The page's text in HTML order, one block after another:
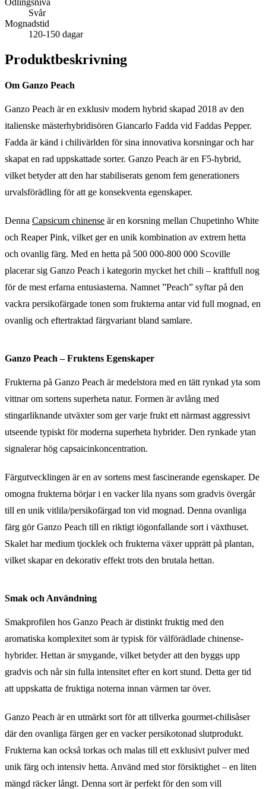
Svår
Mognadstid
120-150 dagar
Produktbeskrivning
Om Ganzo Peach
Ganzo Peach är en exklusiv modern hybrid skapad 2018 av den
italienske mästerhybridisören Giancarlo Fadda vid Faddas Pepper.
Fadda är känd i chilivärlden för sina innovativa korsningar och har
skapat en rad uppskattade sorter. Ganzo Peach är en F5-hybrid,
vilket betyder att den har stabiliserats genom fem generationers
urvalsförädling för att ge konsekventa egenskaper.
Denna Capsicum chinense är en korsning mellan Chupetinho White
och Reaper Pink, vilket ger en unik kombination av extrem hetta
och ovanlig färg. Med en hetta på 500 000-800 000 Scoville
placerar sig Ganzo Peach i kategorin mycket het chili – kraftfull nog
för de mest erfarna entusiasterna. Namnet ”Peach” syftar på den
vackra persikofärgade tonen som frukterna antar vid full mognad, en
ovanlig och eftertraktad färgvariant bland samlare.
Ganzo Peach – Fruktens Egenskaper
Frukterna på Ganzo Peach är medelstora med en tätt rynkad yta som
vittnar om sortens superheta natur. Formen är avlång med
stingarliknande utväxter som ger varje frukt ett närmast aggressivt
utseende typiskt för moderna superheta hybrider. Den rynkade ytan
signalerar hög capsaicinkoncentration.
Färgutvecklingen är en av sortens mest fascinerande egenskaper. De
omogna frukterna börjar i en vacker lila nyans som gradvis övergår
till en unik vitlila/persikofärgad ton vid mognad. Denna ovanliga
färg gör Ganzo Peach till en riktigt iögonfallande sort i växthuset.
Skalet har medium tjocklek och frukterna växer upprätt på plantan,
vilket skapar en dekorativ effekt trots den brutala hettan.
Smak och Användning
Smakprofilen hos Ganzo Peach är distinkt fruktig med den
aromatiska komplexitet som är typisk för välförädlade chinense-
hybrider. Hettan är smygande, vilket betyder att den byggs upp
gradvis och når sin fulla intensitet efter en kort stund. Detta ger tid
att uppskatta de fruktiga noterna innan värmen tar över.
Ganzo Peach är en utmärkt sort för att tillverka gourmet-chilisåser
där den ovanliga färgen ger en vacker persikotonad slutprodukt.
Frukterna kan också torkas och malas till ett exklusivt pulver med
unik färg och intensiv hetta. Använd med stor försiktighet – en liten
mängd räcker långt. Denna sort är perfekt för den som vill